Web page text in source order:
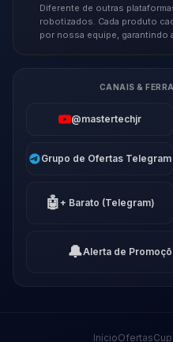
Diferente de outras
robotizados. Cada produto
por nossa equipe, garantindo
CANAIS &
@mastertechjr
Grupo de Ofertas Telegram
🤖+ Barato (Telegram)
🔔Alerta de
InícioOfertas